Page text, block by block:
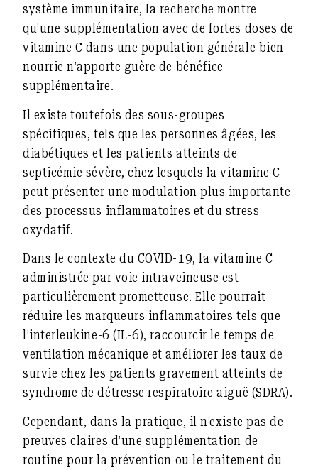
système immunitaire, la recherche montre
qu’une supplémentation avec de fortes doses de
vitamine C dans une population générale bien
nourrie n’apporte guère de bénéfice
supplémentaire.
Il existe toutefois des sous-groupes
spécifiques, tels que les personnes âgées, les
diabétiques et les patients atteints de
septicémie sévère, chez lesquels la vitamine C
peut présenter une modulation plus importante
des processus inflammatoires et du stress
oxydatif.
Dans le contexte du COVID-19, la vitamine C
administrée par voie intraveineuse est
particulièrement prometteuse. Elle pourrait
réduire les marqueurs inflammatoires tels que
l’interleukine-6 (IL-6), raccourcir le temps de
ventilation mécanique et améliorer les taux de
survie chez les patients gravement atteints de
syndrome de détresse respiratoire aiguë (SDRA).
Cependant, dans la pratique, il n’existe pas de
preuves claires d’une supplémentation de
routine pour la prévention ou le traitement du